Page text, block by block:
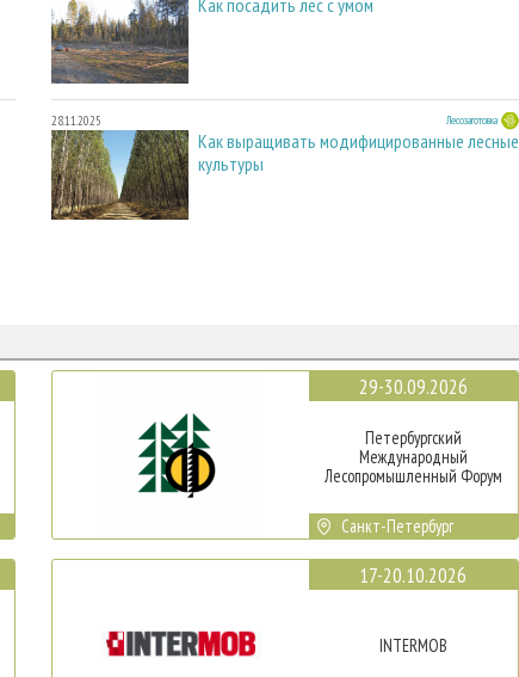
28.11.2025 Лесозаготовка
Как выращивать модифицированные лесные
культуры
29-30.09.2026
Петербургский
Международный
Лесопромышленный Форум
Санкт-Петербург
17-20.10.2026
INTERMOB